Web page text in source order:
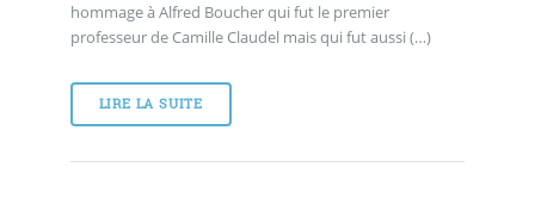
hommage à Alfred Boucher qui fut le premier
professeur de Camille Claudel mais qui fut aussi (…)
LIRE LA SUITE